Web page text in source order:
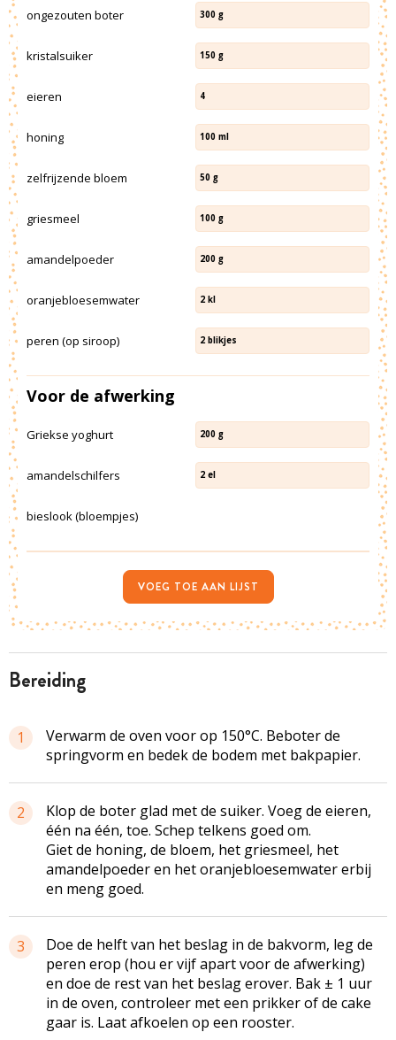
bereiding
1
Verwarm de oven voor op 150°C. Beboter de
springvorm en bedek de bodem met bakpapier.
2
Klop de boter glad met de suiker. Voeg de eieren,
één na één, toe. Schep telkens goed om.
Giet de honing, de bloem, het griesmeel, het
amandelpoeder en het oranjebloesemwater erbij
en meng goed.
3
Doe de helft van het beslag in de bakvorm, leg de
peren erop (hou er vijf apart voor de afwerking)
en doe de rest van het beslag erover. Bak ± 1 uur
in de oven, controleer met een prikker of de cake
gaar is. Laat afkoelen op een rooster.
ongezouten boter 300 g
kristalsuiker 150 g
eieren 4
honing 100 ml
zelfrijzende bloem 50 g
griesmeel 100 g
amandelpoeder 200 g
oranjebloesemwater 2 kl
peren (op siroop) 2 blikjes
Voor de afwerking
Griekse yoghurt 200 g
amandelschilfers 2 el
bieslook (bloempjes)
VOEG TOE AAN LIJST